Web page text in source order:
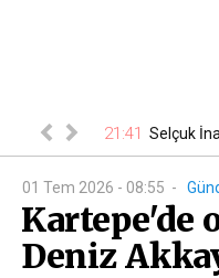
belli oldu 21:41 Selçuk
01 Tem 2026 - 08:55 -
Kartepe'de
Deniz